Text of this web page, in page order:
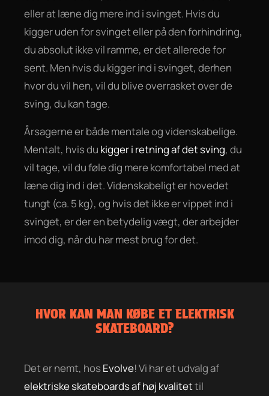
eller at læne dig mere ind i svinget. Hvis du
kigger uden for svinget eller på den forhindring,
du absolut ikke vil ramme, er det allerede for
sent. Men hvis du kigger ind i svinget, derhen
hvor du vil hen, vil du blive overrasket over de
sving, du kan tage.
Årsagerne er både mentale og videnskabelige.
Mentalt, hvis du kigger i retning af det sving, du
vil tage, vil du føle dig mere komfortabel med at
læne dig ind i det. Videnskabeligt er hovedet
tungt (ca. 5 kg), og hvis det ikke er vippet ind i
svinget, er der en betydelig vægt, der arbejder
imod dig, når du har mest brug for det.
HVOR KAN MAN KØBE ET ELEKTRISK
SKATEBOARD?
Det er nemt, hosEvolve! Vi har et udvalg af
elektriske skateboards af høj kvalitettil